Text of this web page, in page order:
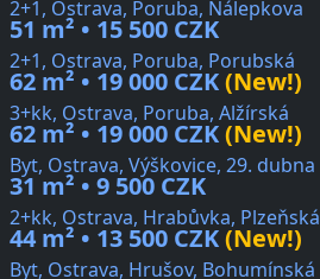
2+1, Ostrava, Poruba, Nálepkova
51 m² • 15 500 CZK
2+1, Ostrava, Poruba, Porubská
62 m² • 19 000 CZK(New!)
3+kk, Ostrava, Poruba, Alžírská
62 m² • 19 000 CZK(New!)
Byt, Ostrava, Výškovice, 29. dubna
31 m² • 9 500 CZK
2+kk, Ostrava, Hrabůvka, Plzeňská
44 m² • 13 500 CZK(New!)
Byt, Ostrava, Hrušov, Bohumínská